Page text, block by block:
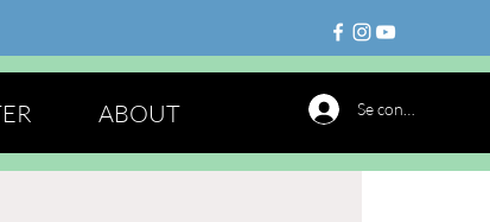
ABOUT Se connecter